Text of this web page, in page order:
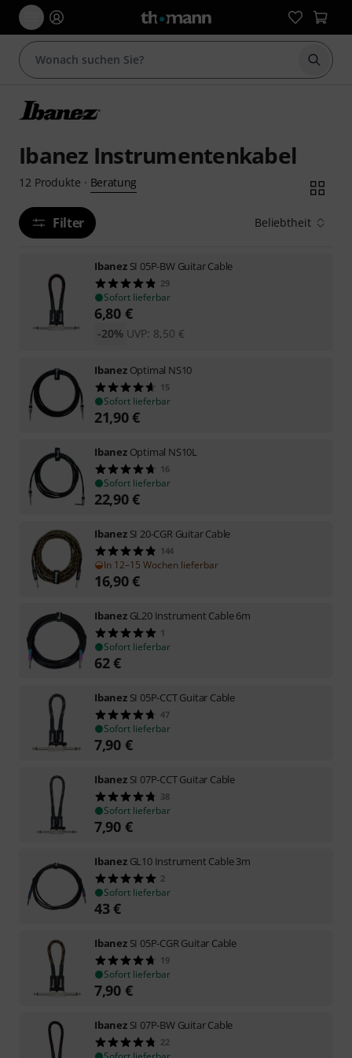
Suche
Ibanez Instrumentenkabel
12 Produkte · Beratung
Filter Beliebtheit
Ibanez SI 05P-BW Guitar Cable
29
Sofort lieferbar
6,80 €
UVP: 8,50 €
-20%
Ibanez Optimal NS10
15
Sofort lieferbar
21,90€
Ibanez Optimal NS10L
16
Sofort lieferbar
22,90€
Ibanez SI 20-CGR Guitar Cable
144
In 12–15 Wochen lieferbar
16,90€
Ibanez GL20 Instrument Cable 6m
1
Sofort lieferbar
62€
Ibanez SI 05P-CCT Guitar Cable
47
Sofort lieferbar
7,90 €
Ibanez SI 07P-CCT Guitar Cable
38
Sofort lieferbar
7,90 €
Ibanez GL10 Instrument Cable 3m
2
Sofort lieferbar
43€
Ibanez SI 05P-CGR Guitar Cable
19
Sofort lieferbar
7,90 €
Ibanez SI 07P-BW Guitar Cable
22